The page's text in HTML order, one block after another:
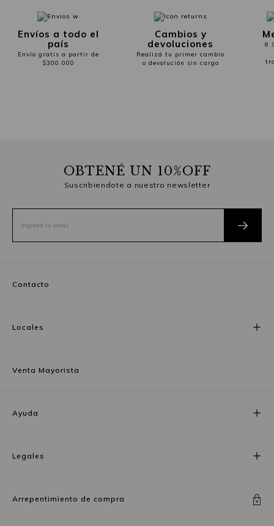
Envíos a todo el
país
Envío gratis a partir de
$300.000
Cambios y
devoluciones
Realizá tu primer cambio
o devolución sin cargo
6
OBTENÉ UN 10%OFF
Suscribiendote a nuestro newsletter
Contacto
Locales
Venta Mayorista
Ayuda
Legales
Arrepentimiento de compra